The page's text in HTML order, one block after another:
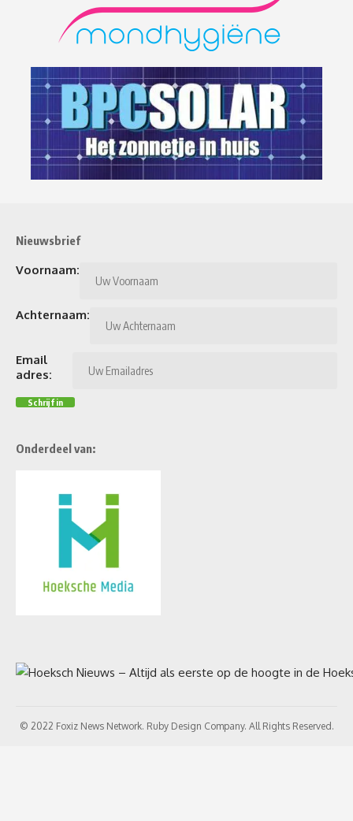
Nieuwsbrief
Voornaam:
Achternaam:
Email
adres:
Onderdeel van:
© 2022 Foxiz News Network. Ruby Design Company. All Rights Reserved.